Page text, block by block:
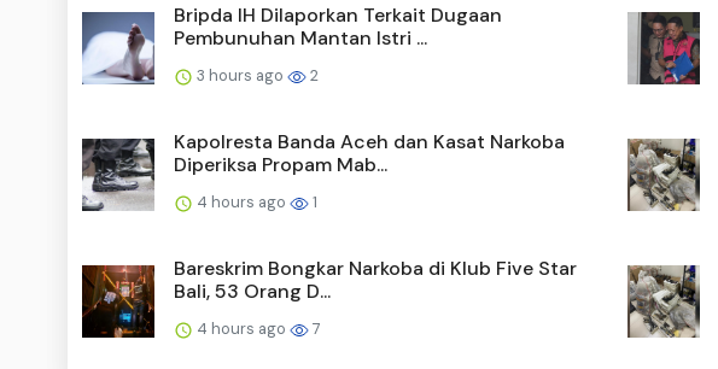
Bripda IH Dilaporkan Terkait Dugaan
Pembunuhan Mantan Istri ...
3 hours ago 2
Kapolresta Banda Aceh dan Kasat Narkoba
Diperiksa Propam Mab...
4 hours ago 1
Bareskrim Bongkar Narkoba di Klub Five Star
Bali, 53 Orang D...
4 hours ago 7